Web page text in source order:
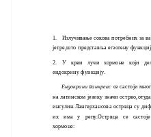
1. Излучивање сокова потребних за
јетре,што представља егзогену
2. У крви лучи хормоне који
ендокрину функцију.
Ендокрини панкреас се састоји
на латинском језику значи
инсулин.Лангерхансова острвца су
их има у репу.Острвца се
хормоне: